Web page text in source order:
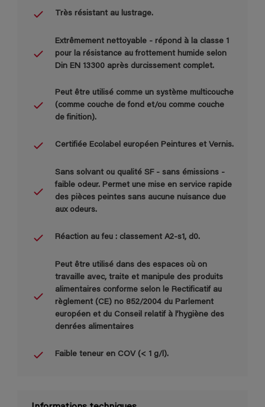
Très résistant au lustrage.
Extrêmement nettoyable - répond à la classe 1
pour la résistance au frottement humide selon
Din EN 13300 après durcissement complet.
Peut être utilisé comme un système multicouche
(comme couche de fond et/ou comme couche
de finition).
Certifiée Ecolabel européen Peintures et Vernis.
Sans solvant ou qualité SF - sans émissions -
faible odeur. Permet une mise en service rapide
des pièces peintes sans aucune nuisance due
aux odeurs.
Réaction au feu : classement A2-s1, d0.
Peut être utilisé dans des espaces où on
travaille avec, traite et manipule des produits
alimentaires conforme selon le Rectificatif au
règlement (CE) no 852/2004 du Parlement
européen et du Conseil relatif à l’hygiène des
denrées alimentaires
Faible teneur en COV (< 1 g/l).